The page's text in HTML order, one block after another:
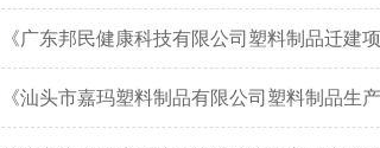
《广东邦民健康科技有限公司塑料制品迁建
《汕头市嘉玛塑料制品有限公司塑料制品生